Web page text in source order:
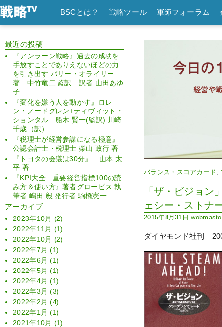
軍師フォーラム
戦略ツール
BSCとは？
最近の投稿
『アンラーン戦略』過去の成功を
手放すことでありえないほどの力
を引き出す パリー・オライリー
著 中竹竜二 監訳 訳者 山田あゆ
子
『変化を嫌う人を動かす』ロレ
ン・ノードグレン+ティヴィット・
ションタル 船木 賢一(監訳) 川崎
千歳（訳）
『税理士が経営参謀になる極意』
公認会計士・税理士 柴山 政行 著
『トヨタの会議は30分』 山本 太
平 著
『KPI大全 重要経営指標100の読
み方＆使い方』著者グロービス 執
筆者 嶋田 毅 発行者 駒橋憲一
アーカイブ
2023年10月 (2)
2022年11月 (1)
2022年10月 (2)
2022年7月 (1)
2022年6月 (1)
2022年5月 (1)
2022年4月 (1)
2022年3月 (3)
2022年2月 (4)
2022年1月 (1)
2021年10月 (1)
バランス・スコアカード,
「ザ・ビジョ
ェシー・ストナ
2015年8月31日
ダイヤモンド社刊